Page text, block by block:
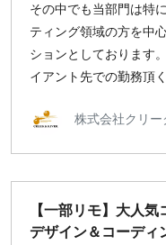
その中でも当部門は特
ティング領域の方を中
ションとしております
イアント先での勤務頂
株式会社クリ
【一部リモ】大人
デザイン＆コーディ